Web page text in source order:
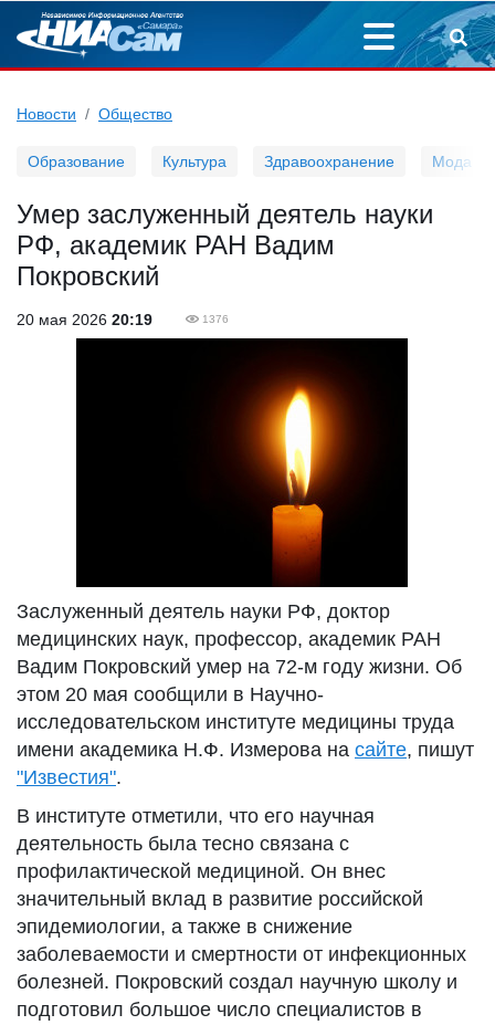
Новости Общество
Образование Культура Здравоохранение Мода
Умер заслуженный деятель науки
РФ, академик РАН Вадим
Покровский
20 мая 2026 20:19 1376
Заслуженный деятель науки РФ, доктор
медицинских наук, профессор, академик РАН
Вадим Покровский умер на 72-м году жизни. Об
этом 20 мая сообщили в Научно-
исследовательском институте медицины труда
имени академика Н.Ф. Измерова на сайте, пишут
"Известия".
В институте отметили, что его научная
деятельность была тесно связана с
профилактической медициной. Он внес
значительный вклад в развитие российской
эпидемиологии, а также в снижение
заболеваемости и смертности от инфекционных
болезней. Покровский создал научную школу и
подготовил большое число специалистов в